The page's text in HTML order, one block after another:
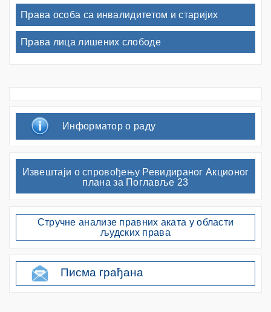
Права особа са инвалидитетом и старијих
Права лица лишених слободе
Информатор о раду
Извештаји о спровођењу Ревидираног Акционог
плана за Поглавље 23
Стручне анализе правних аката у области
људских права
Писма грађана